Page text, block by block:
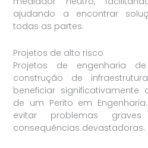
ajudando a encontrar
todas as partes.
Projetos de alto risco
Projetos de engenharia
construção de
beneficiar significativamente
de um Perito em
evitar problemas
consequências devastadoras.